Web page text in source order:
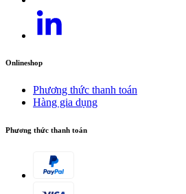
Onlineshop
Phương thức thanh toán
Hàng gia dụng
Phương thức thanh toán